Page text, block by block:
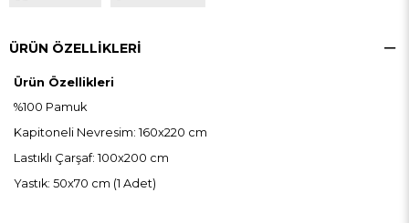
ÜRÜN ÖZELLIKLERI
Ürün Özellikleri
%100 Pamuk
Kapitoneli Nevresim: 160x220 cm
Lastıklı Çarşaf: 100x200 cm
Yastık: 50x70 cm (1 Adet)